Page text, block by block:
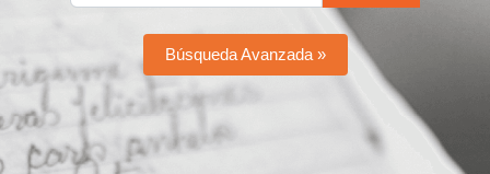
Búsqueda Avanzada »